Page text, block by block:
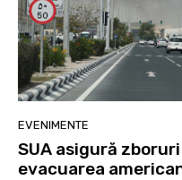
EVENIMENTE
SUA asigură
evacuarea